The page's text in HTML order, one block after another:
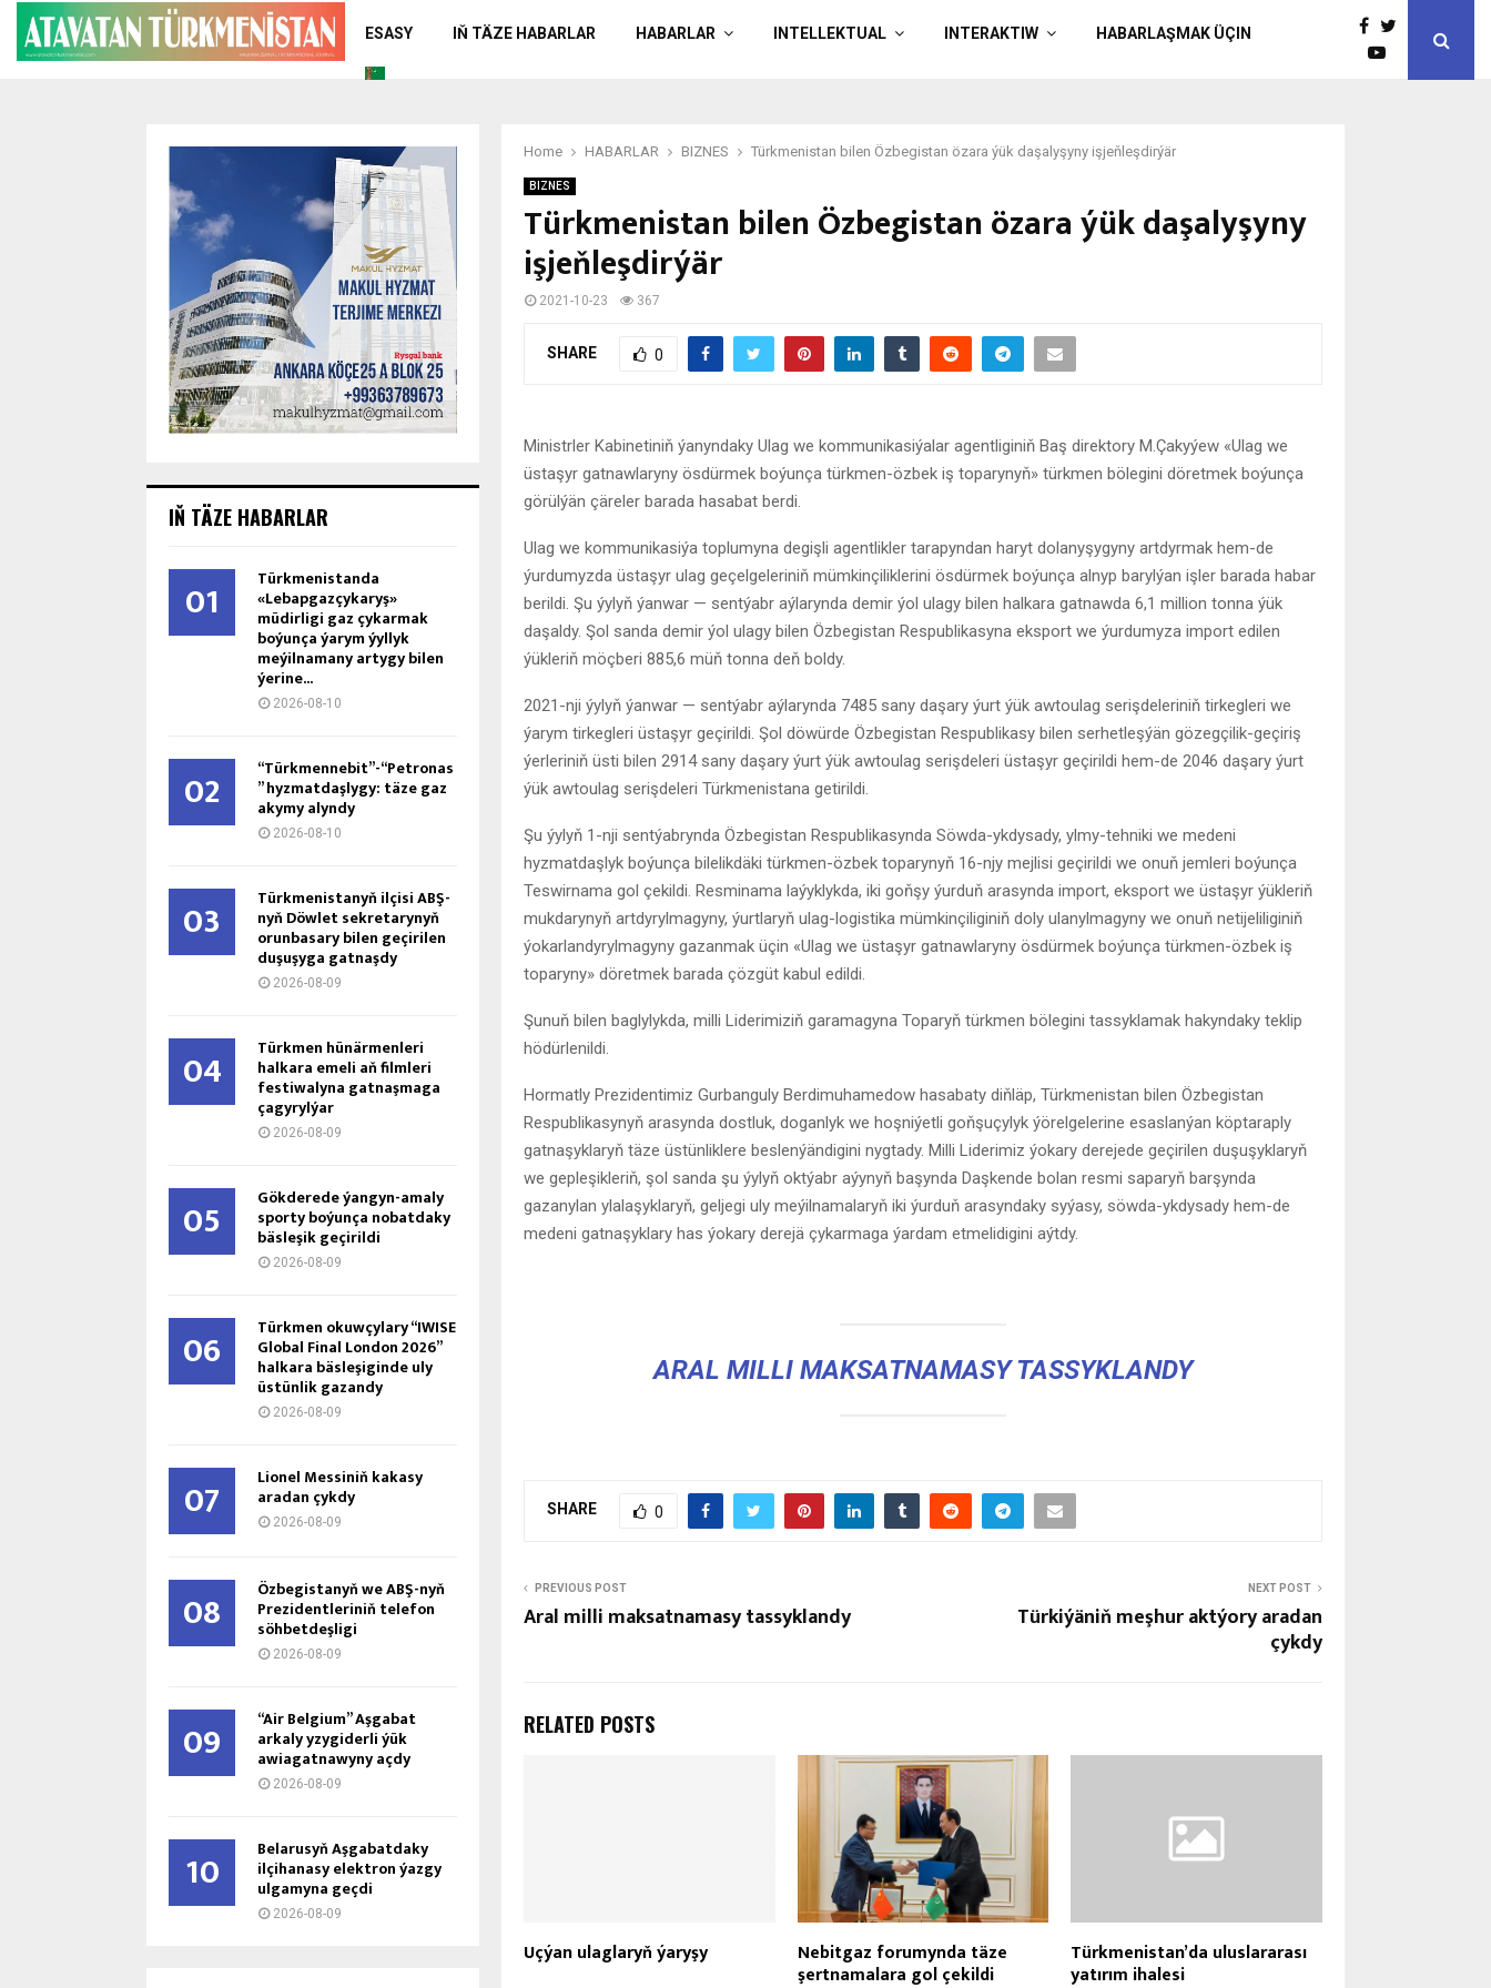
ESASY IŇ TÄZE HABARLAR HABARLAR INTELLEKTUAL INTERAKTIW HABARLAŞMAK ÜÇIN
Home HABARLAR BIZNES Türkmenistan bilen Özbegistan özara ýük daşalyşyny işjeňleşdirýär
BIZNES
Türkmenistan bilen Özbegistan özara ýük daşalyşyny
işjeňleşdirýär
2021-10-23 367
SHARE 0
Ministrler Kabinetiniň ýanyndaky Ulag we kommunikasiýalar agentliginiň Baş direktory M.Çakyýew «Ulag we
üstaşyr gatnawlaryny ösdürmek boýunça türkmen-özbek iş toparynyň» türkmen bölegini döretmek boýunça
görülýän çäreler barada hasabat berdi.
Ulag we kommunikasiýa toplumyna degişli agentlikler tarapyndan haryt dolanyşygyny artdyrmak hem-de
ýurdumyzda üstaşyr ulag geçelgeleriniň mümkinçiliklerini ösdürmek boýunça alnyp barylýan işler barada habar
berildi. Şu ýylyň ýanwar — sentýabr aýlarynda demir ýol ulagy bilen halkara gatnawda 6,1 million tonna ýük
daşaldy. Şol sanda demir ýol ulagy bilen Özbegistan Respublikasyna eksport we ýurdumyza import edilen
ýükleriň möçberi 885,6 müň tonna deň boldy.
2021-nji ýylyň ýanwar — sentýabr aýlarynda 7485 sany daşary ýurt ýük awtoulag serişdeleriniň tirkegleri we
ýarym tirkegleri üstaşyr geçirildi. Şol döwürde Özbegistan Respublikasy bilen serhetleşýän gözegçilik-geçiriş
ýerleriniň üsti bilen 2914 sany daşary ýurt ýük awtoulag serişdeleri üstaşyr geçirildi hem-de 2046 daşary ýurt
ýük awtoulag serişdeleri Türkmenistana getirildi.
Şu ýylyň 1-nji sentýabrynda Özbegistan Respublikasynda Söwda-ykdysady, ylmy-tehniki we medeni
hyzmatdaşlyk boýunça bilelikdäki türkmen-özbek toparynyň 16-njy mejlisi geçirildi we onuň jemleri boýunça
Teswirnama gol çekildi. Resminama laýyklykda, iki goňşy ýurduň arasynda import, eksport we üstaşyr ýükleriň
mukdarynyň artdyrylmagyny, ýurtlaryň ulag-logistika mümkinçiliginiň doly ulanylmagyny we onuň netijeliliginiň
ýokarlandyrylmagyny gazanmak üçin «Ulag we üstaşyr gatnawlaryny ösdürmek boýunça türkmen-özbek iş
toparyny» döretmek barada çözgüt kabul edildi.
Şunuň bilen baglylykda, milli Liderimiziň garamagyna Toparyň türkmen bölegini tassyklamak hakyndaky teklip
hödürlenildi.
Hormatly Prezidentimiz Gurbanguly Berdimuhamedow hasabaty diňläp, Türkmenistan bilen Özbegistan
Respublikasynyň arasynda dostluk, doganlyk we hoşniýetli goňşuçylyk ýörelgelerine esaslanýan köptaraply
gatnaşyklaryň täze üstünliklere beslenýändigini nygtady. Milli Liderimiz ýokary derejede geçirilen duşuşyklaryň
we gepleşikleriň, şol sanda şu ýylyň oktýabr aýynyň başynda Daşkende bolan resmi saparyň barşynda
gazanylan ylalaşyklaryň, geljegi uly meýilnamalaryň iki ýurduň arasyndaky syýasy, söwda-ykdysady hem-de
medeni gatnaşyklary has ýokary derejä çykarmaga ýardam etmelidigini aýtdy.
ARAL MILLI MAKSATNAMASY TASSYKLANDY
SHARE 0
PREVIOUS POST
Aral milli maksatnamasy tassyklandy
NEXT POST
Türkiýäniň meşhur aktýory aradan
çykdy
RELATED POSTS
Uçýan ulaglaryň ýaryşy Nebitgaz forumynda täze
şertnamalara gol çekildi
Türkmenistan’da uluslararası
yatırım ihalesi
IŇ TÄZE HABARLAR
01 Türkmenistanda
«Lebapgazçykaryş»
müdirligi gaz çykarmak
boýunça ýarym ýyllyk
meýilnamany artygy bilen
ýerine...
2026-08-10
02 “Türkmennebit”-“Petronas
” hyzmatdaşlygy: täze gaz
akymy alyndy
2026-08-10
03 Türkmenistanyň ilçisi ABŞ-
nyň Döwlet sekretarynyň
orunbasary bilen geçirilen
duşuşyga gatnaşdy
2026-08-09
04 Türkmen hünärmenleri
halkara emeli aň filmleri
festiwalyna gatnaşmaga
çagyrylýar
2026-08-09
05 Gökderede ýangyn-amaly
sporty boýunça nobatdaky
bäsleşik geçirildi
2026-08-09
06 Türkmen okuwçylary “IWISE
Global Final London 2026”
halkara bäsleşiginde uly
üstünlik gazandy
2026-08-09
07 Lionel Messiniň kakasy
aradan çykdy
2026-08-09
08 Özbegistanyň we ABŞ-nyň
Prezidentleriniň telefon
söhbetdeşligi
2026-08-09
09 “Air Belgium” Aşgabat
arkaly yzygiderli ýük
awiagatnawyny açdy
2026-08-09
10 Belarusyň Aşgabatdaky
ilçihanasy elektron ýazgy
ulgamyna geçdi
2026-08-09